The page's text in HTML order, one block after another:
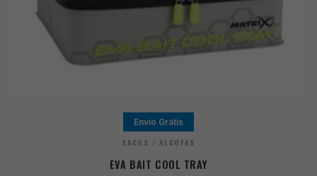
Envio Grátis
SACOS / ALCOFAS
EVA BAIT COOL TRAY